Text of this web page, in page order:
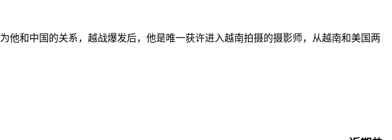
他和中国的关系，越战爆发后，他是唯一获许进入越南拍摄的摄影师，从越南和美国两